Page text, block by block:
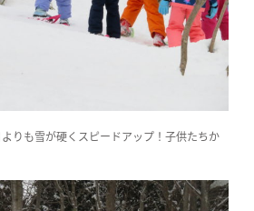
りも雪が硬くスピードアップ！子供たちか